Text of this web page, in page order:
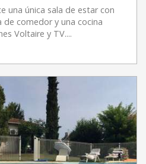
una única sala de estar con
de comedor y una cocina
Voltaire y TV....